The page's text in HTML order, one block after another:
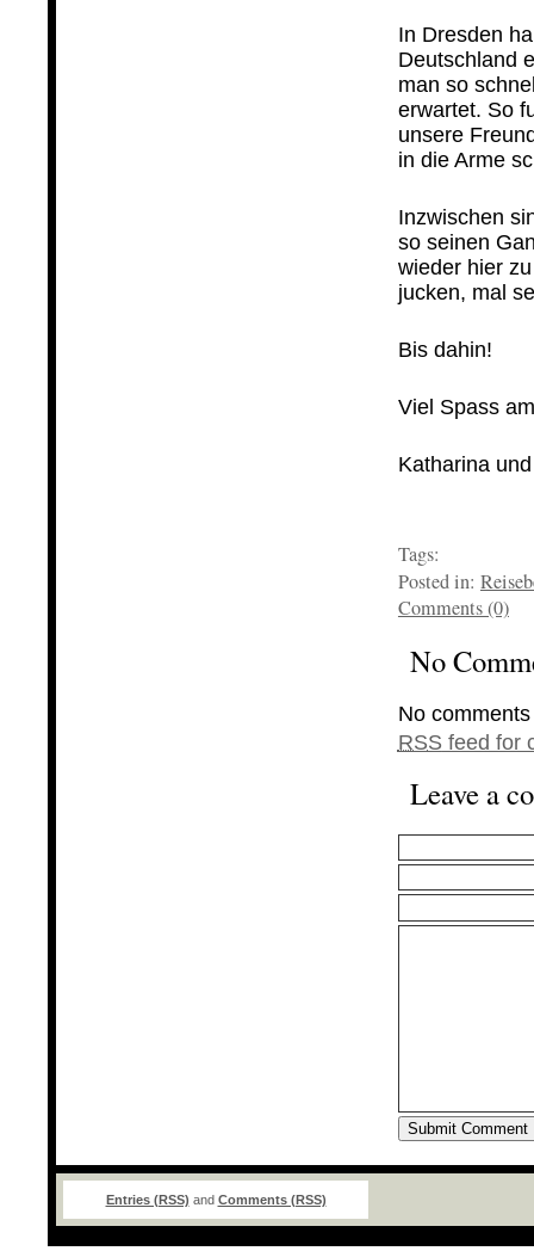
In Dresden
Deutschland
man so
erwartet. So
unsere
in die Arme
Inzwischen
so seinen
wieder hier
jucken, mal
Bis dahin!
Viel Spass
Katharina
Tags:
Posted in:
Comments (0)
No
No
RSS feed for
Leave a
Entries (RSS) and Comments (RSS)